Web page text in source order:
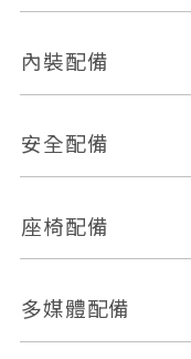
電動天窗
後視鏡方向指示燈
內裝配備
多功能方向盤
恆溫空調
安全配備
前座正面氣囊
ABS防鎖死
座椅配備
皮椅
多媒體配備